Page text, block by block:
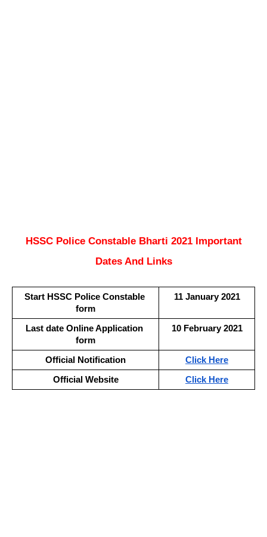
HSSC Police Constable Bharti 2021 Important
Dates And Links
Start HSSC Police Constable
form
11 January 2021
Last date Online Application
form
10 February 2021
Official Notification Click Here
Official Website Click Here